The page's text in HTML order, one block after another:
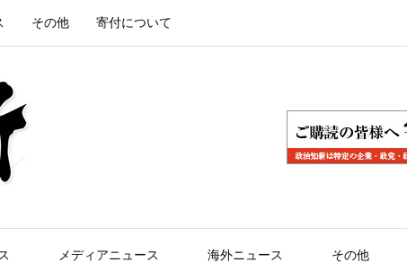
その他 寄付について
メディアニュース 海外ニュース その他